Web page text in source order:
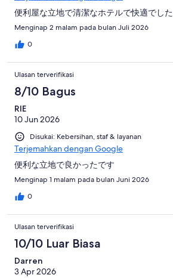
便利屋な立地で清潔なホテルで快適でした
Menginap 2 malam pada bulan Juli 2026
0
Ulasan terverifikasi
8/10 Bagus
RIE
10 Jun 2026
Disukai: Kebersihan, staf & layanan
Terjemahkan dengan Google
便利な立地で良かったです
Menginap 1 malam pada bulan Juni 2026
0
Ulasan terverifikasi
10/10 Luar Biasa
Darren
3 Apr 2026